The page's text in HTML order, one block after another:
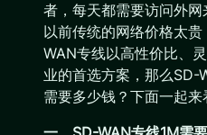
者，每天都需要访问外
以前传统的网络价格太
WAN专线以高性价比、
业的首选方案，那么SD-
需要多少钱？下面一起来